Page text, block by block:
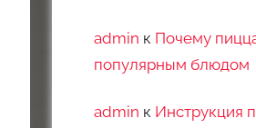
admin к Почему
популярным блюдом
admin к Инструкция